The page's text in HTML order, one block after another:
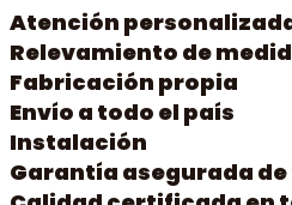
Atención
Relevamiento de
Fabricación propia
Envío a todo el país
Instalación
Garantía asegurada